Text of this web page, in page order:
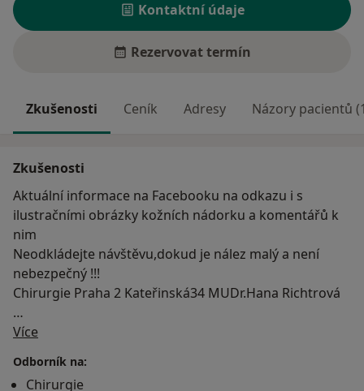
Kontaktní údaje
Rezervovat termín
Zkušenosti Ceník Adresy Názory pacientů
Zkušenosti
Aktuální informace na Facebooku na odkazu i s
ilustračními obrázky kožních nádorku a komentářů k
nim
Neodkládejte návštěvu,dokud je nález malý a není
nebezpečný !!!
Chirurgie Praha 2 Kateřinská34 MUDr.Hana Richtrová
Ukončení I.Lékařské fakulty Všeobecného lékařství při
Univerzitě Karlově
studium ukončeno promocí v roce 1983
Více
Odborník na:
Chirurgie